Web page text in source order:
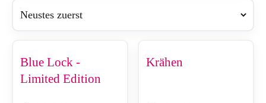
Blue Lock -
Limited Edition
Krähen